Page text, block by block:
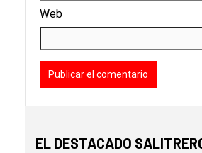
Web
EL DESTACADO